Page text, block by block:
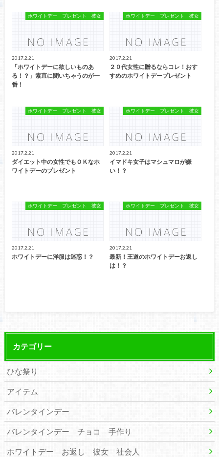
ホワイトデー プレゼント 彼女
2017.2.21
「ホワイトデーに欲しいものあ
る！？」素直に聞いちゃうのが一
番！
ホワイトデー プレゼント 彼女
2017.2.21
２０代女性に贈るならコレ！おす
すめのホワイトデープレゼント
ホワイトデー プレゼント 彼女
2017.2.21
ダイエット中の女性でもＯＫなホ
ワイトデーのプレゼント
ホワイトデー プレゼント 彼女
2017.2.21
イマドキ女子はマシュマロが嫌
い！？
ホワイトデー プレゼント 彼女
2017.2.21
ホワイトデーに洋服は迷惑！？
ホワイトデー プレゼント 彼女
2017.2.21
最新！王道のホワイトデーお返し
は！？
カテゴリー
ひな祭り
アイテム
バレンタインデー
バレンタインデー チョコ 手作り
ホワイトデー お返し 彼女 社会人